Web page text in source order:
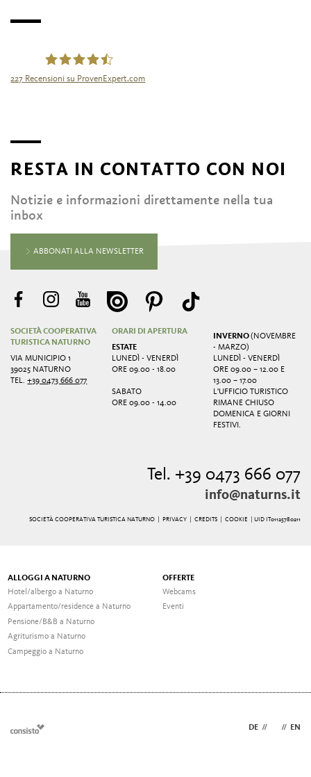
227 Recensioni su ProvenExpert.com
RESTA IN CONTATTO CON NOI
Notizie e informazioni direttamente nella tua
inbox
ABBONATI ALLA NEWSLETTER
SOCIETÀ COOPERATIVA
TURISTICA NATURNO
VIA MUNICIPIO 1
39025 NATURNO
TEL.+39 0473 666 077
ORARI DI APERTURA
ESTATE
LUNEDÌ - VENERDÌ
ORE 09.00 - 18.00
SABATO
ORE 09.00 - 14.00
INVERNO(NOVEMBRE
- MARZO)
LUNEDÌ - VENERDÌ
ORE 09.00 – 12.00 E
13.00 – 17.00
L'UFFICIO TURISTICO
RIMANE CHIUSO
DOMENICA E GIORNI
FESTIVI.
Tel. +39 0473 666 077
info@naturns.it
SOCIETÀ COOPERATIVA TURISTICA NATURNO | PRIVACY| CREDITS| COOKIE | UID IT01125780211
ALLOGGI A NATURNO
Hotel/albergo a Naturno
Appartamento/residence a Naturno
Pensione/B&B a Naturno
Agriturismo a Naturno
Campeggio a Naturno
OFFERTE
Webcams
Eventi
DE // // EN